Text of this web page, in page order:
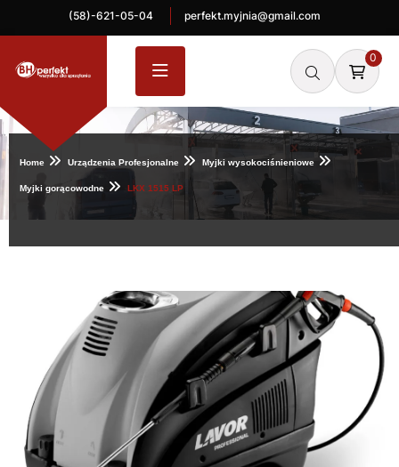
(58)-621-05-04 perfekt.myjnia@gmail.com
0
Home Urządzenia Profesjonalne Myjki wysokociśnieniowe
Myjki gorącowodne LKX 1515 LP